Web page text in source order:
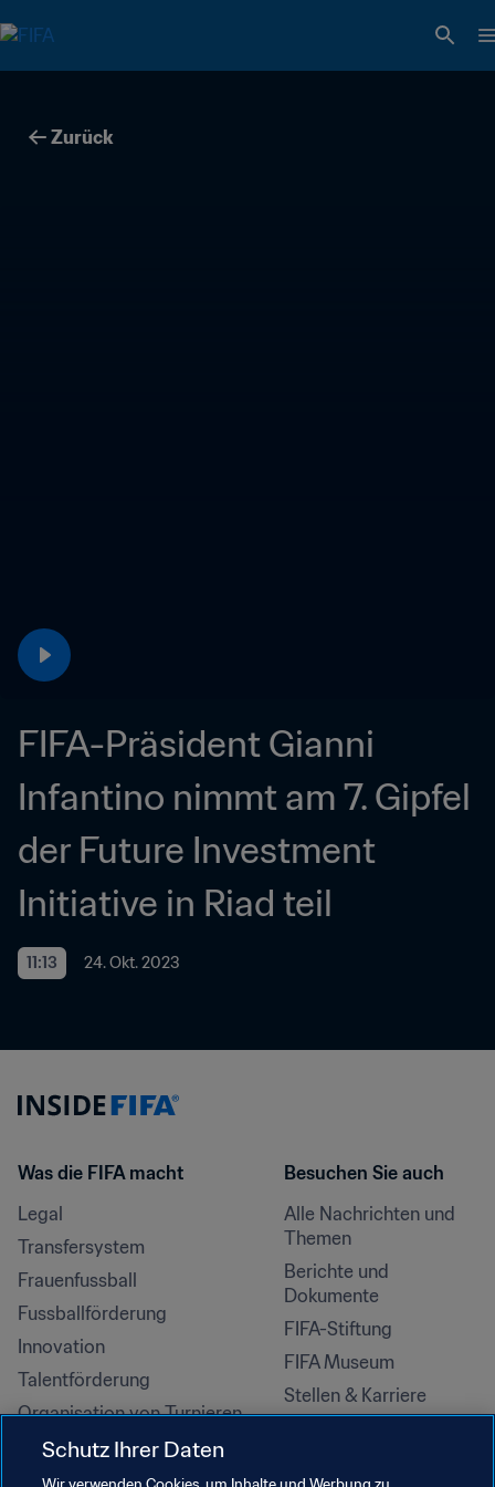
Zurück
FIFA-Präsident Gianni
Infantino nimmt am 7. Gipfel
der Future Investment
Initiative in Riad teil
11:13 24. Okt. 2023
Was die FIFA macht
Legal
Transfersystem
Frauenfussball
Fussballförderung
Innovation
Talentförderung
Organisation von Turnieren
Nachhaltigkeit
Menschenrechte und
Besuchen Sie auch
Alle Nachrichten und
Themen
Berichte und
Dokumente
FIFA-Stiftung
FIFA Museum
Stellen & Karriere
Schutz Ihrer Daten